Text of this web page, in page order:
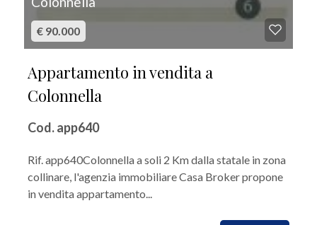
€ 90.000
Appartamento in vendita a
Colonnella
Cod. app640
Rif. app640Colonnella a soli 2 Km dalla statale in zona
collinare, l'agenzia immobiliare Casa Broker propone
in vendita appartamento...